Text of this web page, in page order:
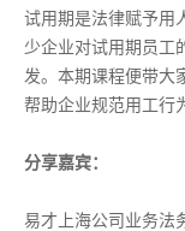
试用期是法律赋予用
少企业对试用期员工
发。本期课程便带大
帮助企业规范用工行
分享嘉宾：
易才上海公司业务法